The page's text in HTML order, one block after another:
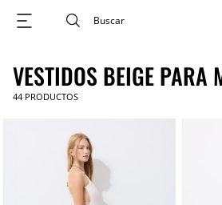
VESTIDOS BEIGE PARA
44 PRODUCTOS